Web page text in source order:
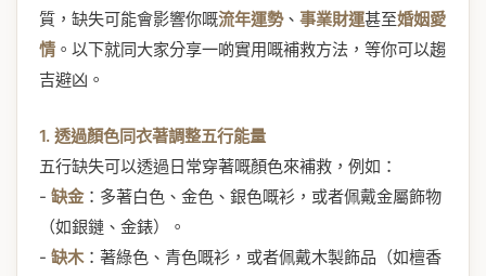
質，缺失可能會影響你嘅流年運勢、 事業財運甚至婚姻愛
情 。以下就同大家分享一啲實用嘅補救方法，等你可以趨
吉避凶。
1. 透過顏色同衣著調整五行能量
五行缺失可以透過日常穿著嘅顏色來補救，例如：
- 缺金：多著白色、金色、銀色嘅衫，或者佩戴金屬飾物
（如銀鏈、金錶）。
- 缺木：著綠色、青色嘅衫，或者佩戴木製飾品（如檀香